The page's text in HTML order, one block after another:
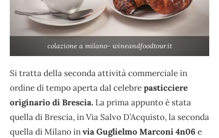
colazione a milano- wineandfoodtour.it
Si tratta della seconda attività commerciale in
ordine di tempo aperta dal celebrepasticciere
originario di Brescia. La prima appunto è stata
quella di Brescia, in Via Salvo D’Acquisto, la seconda
quella di Milano invia Guglielmo Marconi 4n06 e